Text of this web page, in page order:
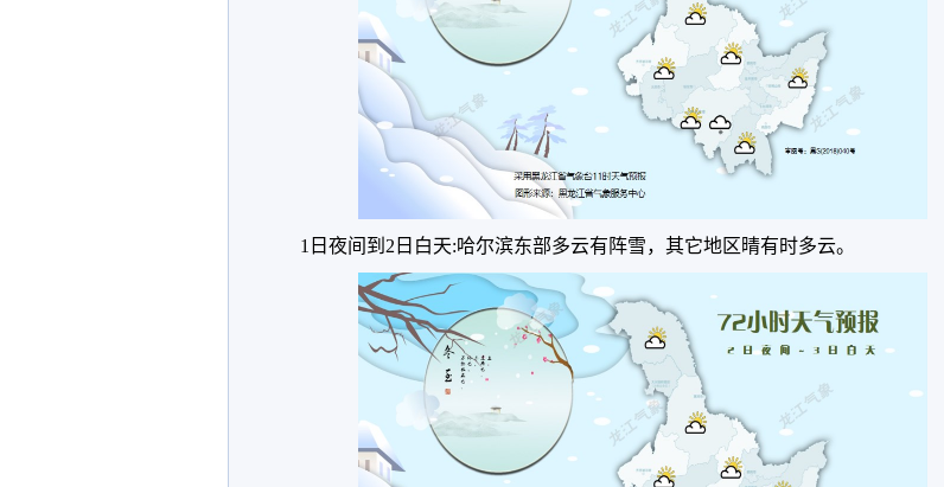
1日夜间到2日白天:哈尔滨东部多云有阵雪，其它地区晴有时多云。